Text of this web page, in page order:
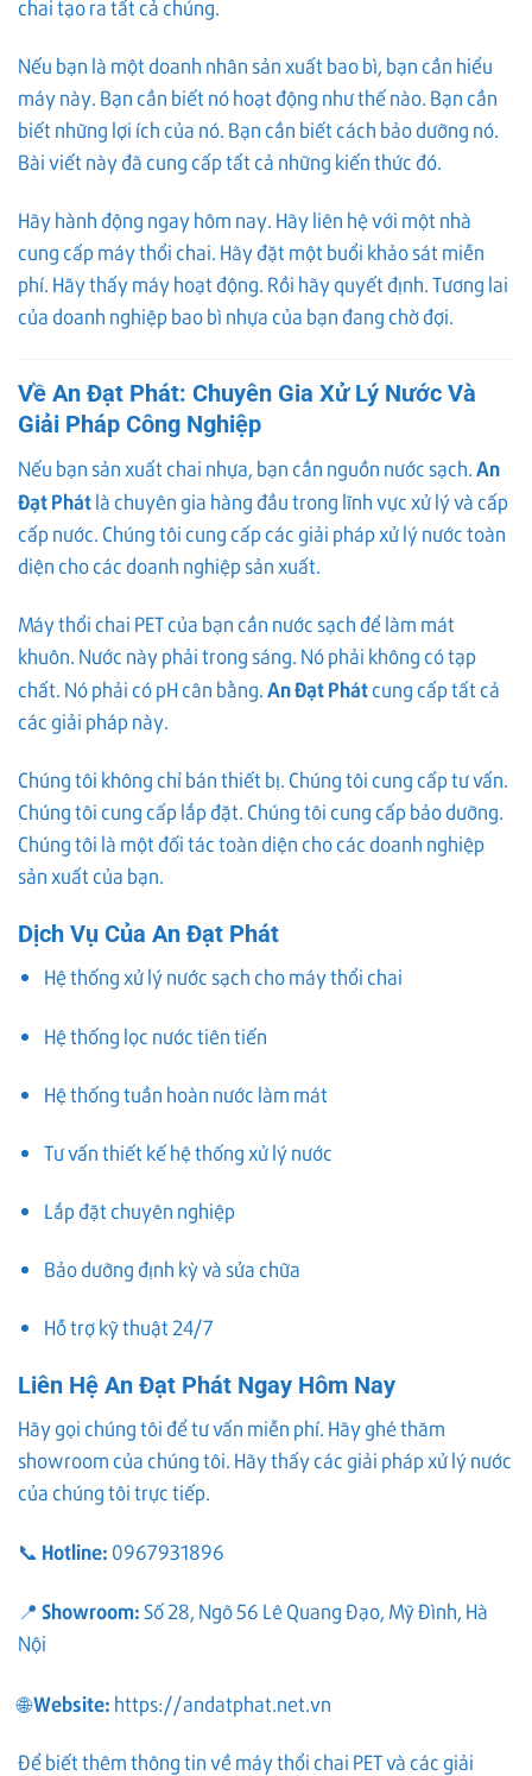
chai tạo ra tất cả chúng.
Nếu bạn là một doanh nhân sản xuất bao bì, bạn cần hiểu
máy này. Bạn cần biết nó hoạt động như thế nào. Bạn cần
biết những lợi ích của nó. Bạn cần biết cách bảo dưỡng nó.
Bài viết này đã cung cấp tất cả những kiến thức đó.
Hãy hành động ngay hôm nay. Hãy liên hệ với một nhà
cung cấp máy thổi chai. Hãy đặt một buổi khảo sát miễn
phí. Hãy thấy máy hoạt động. Rồi hãy quyết định. Tương lai
của doanh nghiệp bao bì nhựa của bạn đang chờ đợi.
Về An Đạt Phát: Chuyên Gia Xử Lý Nước Và
Giải Pháp Công Nghiệp
Nếu bạn sản xuất chai nhựa, bạn cần nguồn nước sạch.An
Đạt Phátlà chuyên gia hàng đầu trong lĩnh vực xử lý và cấp
cấp nước. Chúng tôi cung cấp các giải pháp xử lý nước toàn
diện cho các doanh nghiệp sản xuất.
Máy thổi chai PET của bạn cần nước sạch để làm mát
khuôn. Nước này phải trong sáng. Nó phải không có tạp
chất. Nó phải có pH cân bằng.An Đạt Phátcung cấp tất cả
các giải pháp này.
Chúng tôi không chỉ bán thiết bị. Chúng tôi cung cấp tư vấn.
Chúng tôi cung cấp lắp đặt. Chúng tôi cung cấp bảo dưỡng.
Chúng tôi là một đối tác toàn diện cho các doanh nghiệp
sản xuất của bạn.
Dịch Vụ Của An Đạt Phát
Hệ thống xử lý nước sạch cho máy thổi chai
Hệ thống lọc nước tiên tiến
Hệ thống tuần hoàn nước làm mát
Tư vấn thiết kế hệ thống xử lý nước
Lắp đặt chuyên nghiệp
Bảo dưỡng định kỳ và sửa chữa
Hỗ trợ kỹ thuật 24/7
Liên Hệ An Đạt Phát Ngay Hôm Nay
Hãy gọi chúng tôi để tư vấn miễn phí. Hãy ghé thăm
showroom của chúng tôi. Hãy thấy các giải pháp xử lý nước
của chúng tôi trực tiếp.
📞 Hotline: 0967931896
📍 Showroom: Số 28, Ngõ 56 Lê Quang Đạo, Mỹ Đình, Hà
Nội
🌐Website: https://andatphat.net.vn
Để biết thêm thông tin về máy thổi chai PET và các giải